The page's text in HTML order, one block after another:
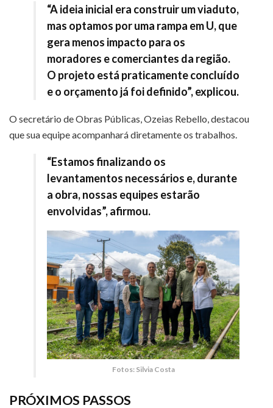
“A ideia inicial era construir um viaduto,
mas optamos por uma rampa em U, que
gera menos impacto para os
moradores e comerciantes da região.
O projeto está praticamente concluído
e o orçamento já foi definido”, explicou.
O secretário de Obras Públicas, Ozeias Rebello, destacou
que sua equipe acompanhará diretamente os trabalhos.
“Estamos finalizando os
levantamentos necessários e, durante
a obra, nossas equipes estarão
envolvidas”, afirmou.
Fotos: Silvia Costa
PRÓXIMOS PASSOS